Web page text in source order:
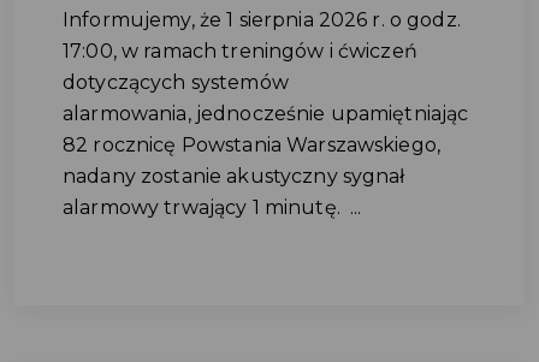
Informujemy, że 1 sierpnia 2026 r. o godz.
17:00, w ramach treningów i ćwiczeń
dotyczących systemów
alarmowania, jednocześnie upamiętniając
82 rocznicę Powstania Warszawskiego,
nadany zostanie akustyczny sygnał
alarmowy trwający 1 minutę. ...